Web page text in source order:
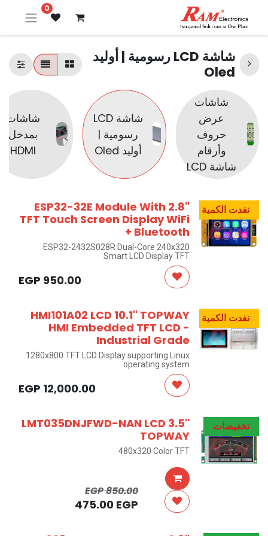
0
شاشة LCD رسومية | أوليد
Oled
شاشات
عرض
حروف
وأرقام
شاشة LCD
شاشة LCD
رسومية |
أوليد Oled
شاشات
بمدخل
HDMI
نفدت الكمية
ESP32-32E Module With 2.8"
TFT Touch Screen Display WiFi
+ Bluetooth
ESP32-2432S028R Dual-Core 240x320
Smart LCD Display TFT
950.00
نفدت الكمية
HMI101A02 LCD 10.1'' TOPWAY
HMI Embedded TFT LCD -
Industrial Grade
1280x800 TFT LCD Display supporting Linux
operating system
Isolated I/O for industrial peripherals:
USB/RS232/RS485/CAN/HDMI/AUX/RJ45
12,000.00
تخفيضات
LMT035DNJFWD-NAN LCD 3.5''
TOPWAY
480x320 Color TFT
850.00
EGP
475.00 EGP